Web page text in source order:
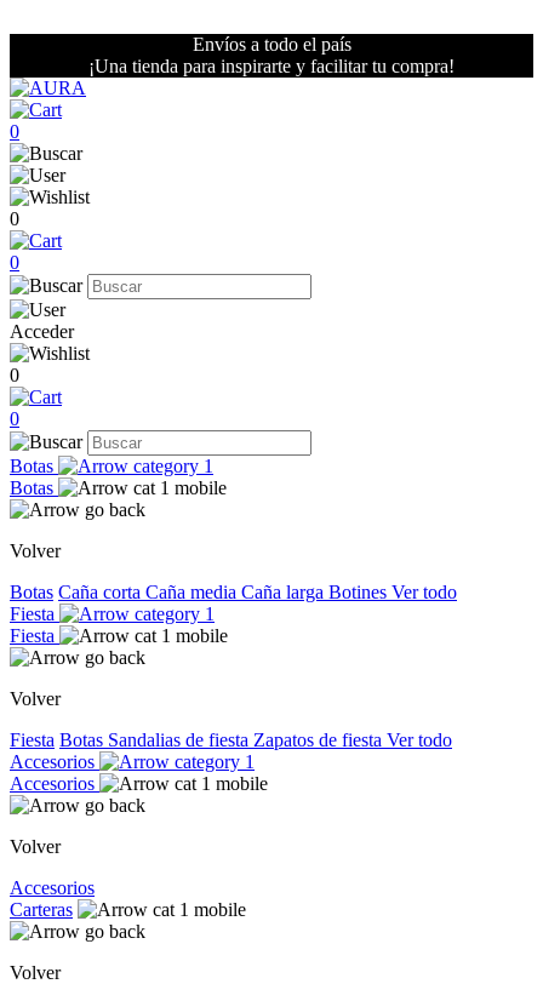
Envíos a todo el país
¡Una tienda para inspirarte y facilitar tu compra!
0
0
0
Acceder
0
0
Botas
Botas
Volver
Botas Caña corta Caña media Caña larga Botines Ver todo
Fiesta
Fiesta
Volver
Fiesta Botas Sandalias de fiesta Zapatos de fiesta Ver todo
Accesorios
Accesorios
Volver
Accesorios
Carteras
Volver